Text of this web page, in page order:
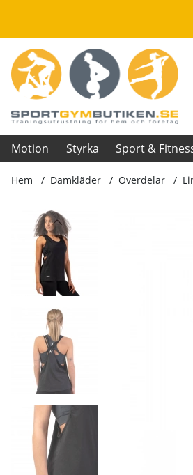
Motion Styrka Sport &
Hem Damkläder Överdelar
Produktbilder "S/L Loose Cross